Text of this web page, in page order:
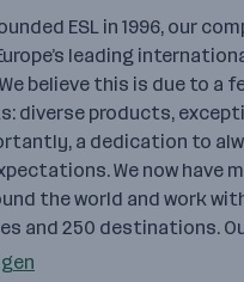
ESL in 1996, our
leading
believe this is due to a
diverse products,
a dedication to
We now have
the world and work
and 250 destinations.